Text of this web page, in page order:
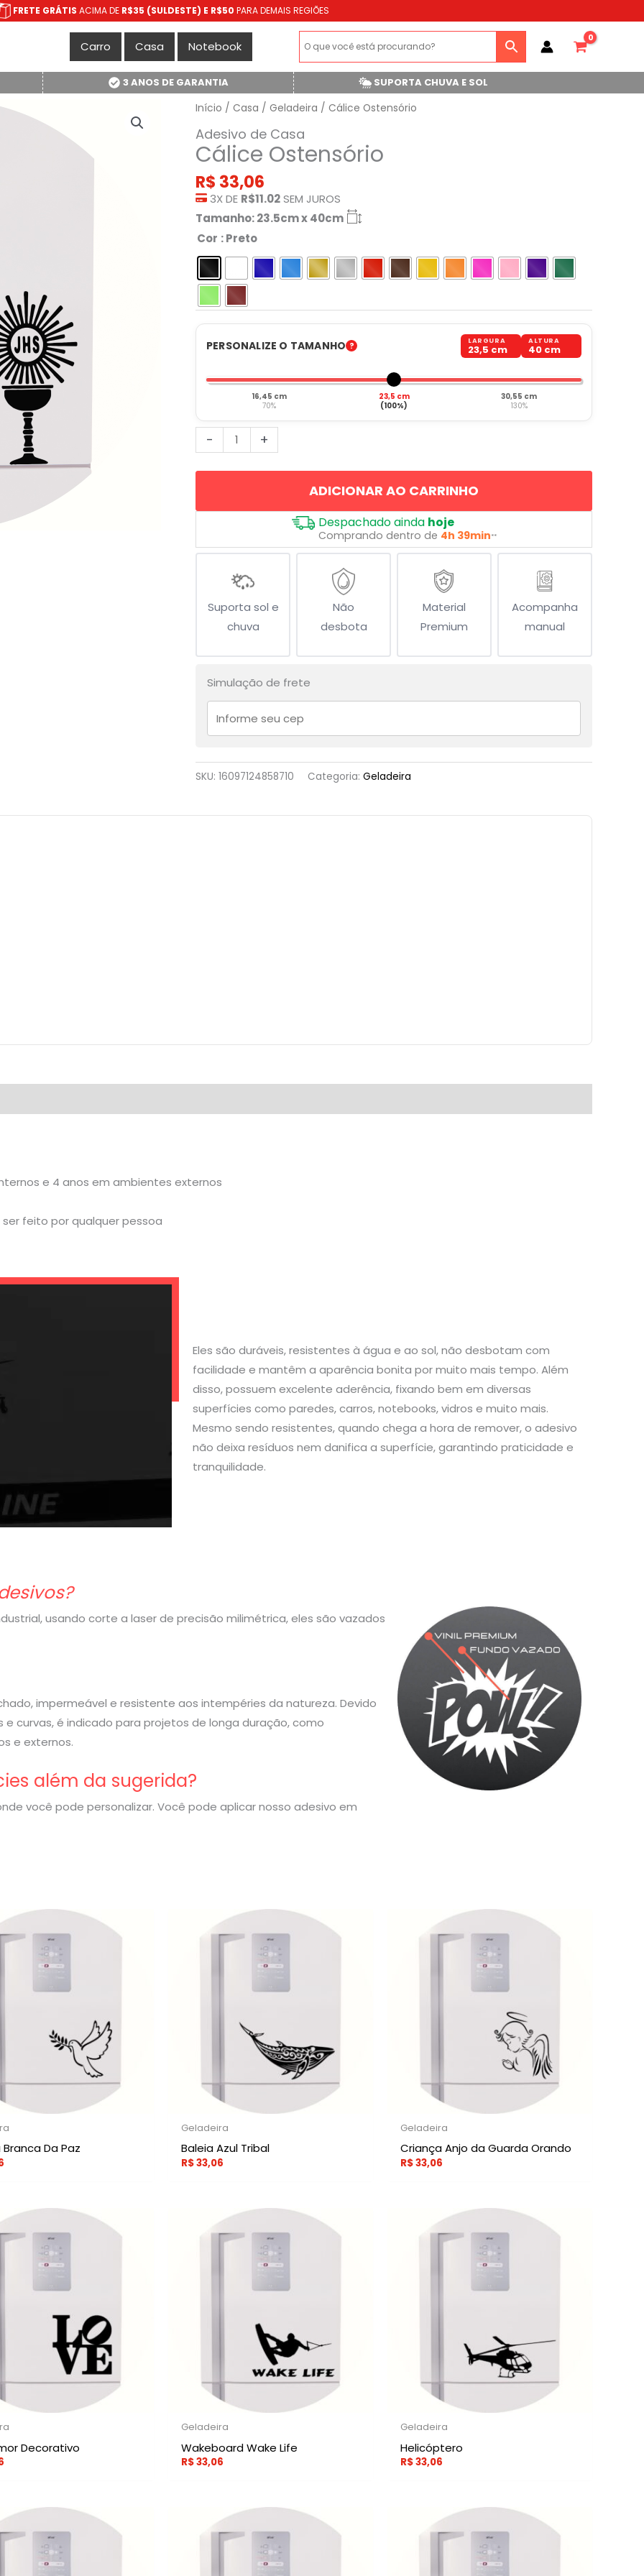
FRETE GRÁTIS ACIMA DE R$35 (SULDESTE) E R$50 PARA DEMAIS REGIÕES
Carro Casa Notebook
3 ANOS DE GARANTIA
SUPORTA CHUVA E SOL
Início / Casa / Geladeira / Cálice Ostensório
Adesivo de Casa
Cálice Ostensório
R$ 33,06
3X DE R$11.02SEM JUROS
Tamanho: 23.5cm x 40cm
Cor : Preto
PERSONALIZE O TAMANHO LARGURA
23,5 cm
ALTURA
40 cm
16,45 cm
70%
23,5 cm
(100%)
30,55 cm
130%
-
Cálice
Ostensório
quantidade
+
ADICIONAR AO CARRINHO
Despachado ainda hoje
Comprando dentro de 4h 39min**
Suporta sol e
chuva
Não
desbota
Material
Premium
Acompanha
manual
Simulação de frete
SKU: 16097124858710 Categoria: Geladeira
e 4 anos em ambientes externos
feito por qualquer pessoa
Eles são duráveis, resistentes à água e ao sol, não desbotam com
facilidade e mantêm a aparência bonita por muito mais tempo. Além
disso, possuem excelente aderência, fixando bem em diversas
superfícies como paredes, carros, notebooks, vidros e muito mais.
Mesmo sendo resistentes, quando chega a hora de remover, o adesivo
não deixa resíduos nem danifica a superfície, garantindo praticidade e
tranquilidade.
usando corte a laser de precisão milimétrica, eles são vazados
impermeável e resistente aos intempéries da natureza. Devido
curvas, é indicado para projetos de longa duração, como
e externos.
além da sugerida?
você pode personalizar. Você pode aplicar nosso adesivo em
Da Paz
Geladeira
Baleia Azul Tribal
R$33,06
Geladeira
Criança Anjo da Guarda Orando
R$33,06
Decorativo
Geladeira
Wakeboard Wake Life
R$33,06
Geladeira
Helicóptero
R$33,06